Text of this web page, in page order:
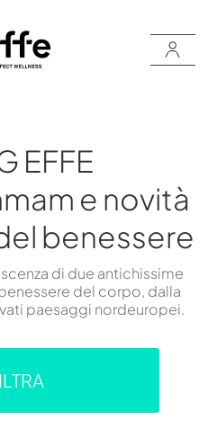
EFFE
e novità
benessere
di due antichissime
del corpo, dalla
paesaggi nordeuropei.